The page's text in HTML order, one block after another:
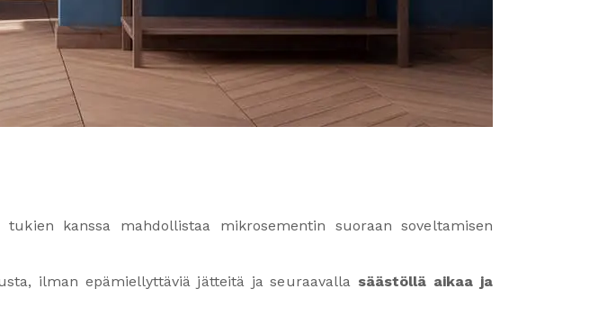
tukien kanssa mahdollistaa mikrosementin suoraan soveltamisen
ilman epämiellyttäviä jätteitä ja seuraavalla säästöllä aikaa ja